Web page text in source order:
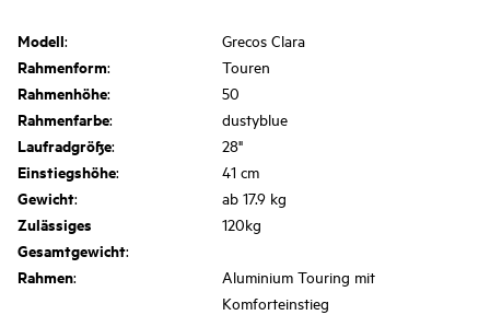
Modell: Grecos Clara
Rahmenform: Touren
Rahmenhöhe: 50
Rahmenfarbe: dustyblue
Laufradgröße: 28"
Einstiegshöhe: 41 cm
Gewicht: ab 17.9 kg
Zulässiges
Gesamtgewicht:
120kg
Rahmen:
Aluminium Touring mit
Komforteinstieg